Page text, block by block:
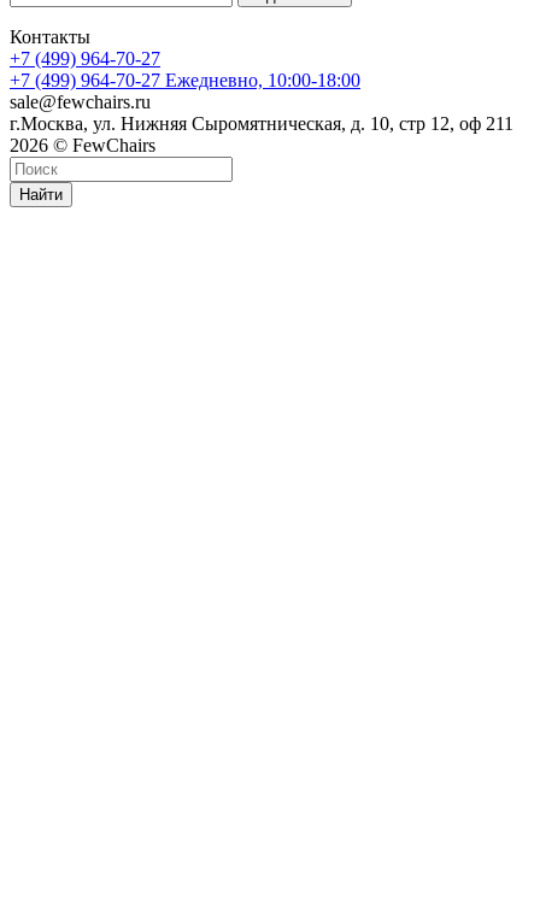
Контакты
+7 (499) 964-70-27
+7 (499) 964-70-27 Ежедневно, 10:00-18:00
sale@fewchairs.ru
г.Москва, ул. Нижняя Сыромятническая, д. 10, стр 12, оф 211
2026 © FewChairs
Найти